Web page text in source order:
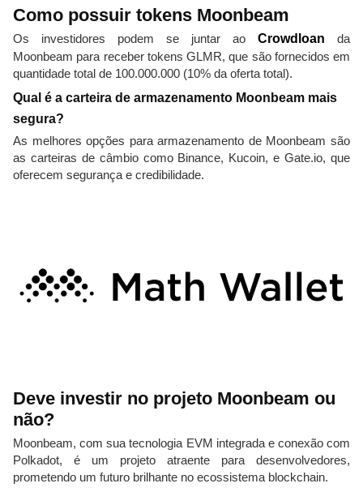
Como possuir tokens Moonbeam
Os investidores podem se juntar ao Crowdloan da
Moonbeam para receber tokens GLMR, que são fornecidos em
quantidade total de 100.000.000 (10% da oferta total).
Qual é a carteira de armazenamento Moonbeam mais
segura?
As melhores opções para armazenamento de Moonbeam são
as carteiras de câmbio como Binance, Kucoin, e Gate.io, que
oferecem segurança e credibilidade.
Deve investir no projeto Moonbeam ou
não?
Moonbeam, com sua tecnologia EVM integrada e conexão com
Polkadot, é um projeto atraente para desenvolvedores,
prometendo um futuro brilhante no ecossistema blockchain.